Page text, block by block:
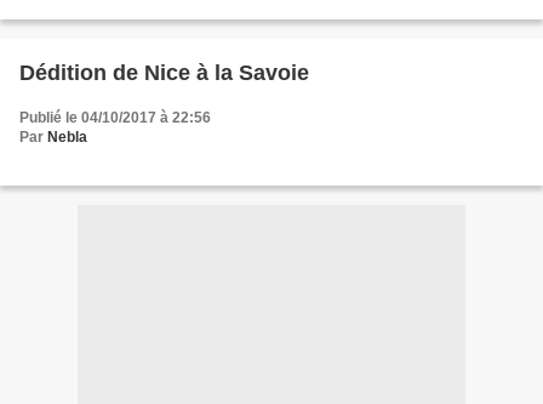
Dédition de Nice à la Savoie
Publié le 04/10/2017 à 22:56
Par Nebla